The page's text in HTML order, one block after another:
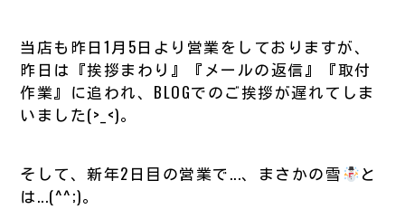
当店も昨日1月5日より営業をしておりますが、
昨日は『挨拶まわり』『メールの返信』『取付
作業』に追われ、BLOGでのご挨拶が遅れてしま
いました(>_<)。
そして、新年2日目の営業で...、まさかの雪
と
は...(^^;)。